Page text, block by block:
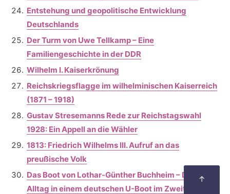
Entstehung und geopolitische Entwicklung
Deutschlands
Der Turm von Uwe Tellkamp – Eine
Familiengeschichte in der DDR
Wilhelm I. Kaiserkrönung
Reichskriegsflagge im wilhelminischen Kaiserreich
(1871 – 1918)
Gustav Stresemanns Rede zur Reichstagswahl
1928: Ein Appell an die Wähler
1813: Friedrich Wilhelms III. Aufruf an das
preußische Volk
Das Boot von Lothar-Günther Buchheim – Der
Alltag in einem deutschen U-Boot im Zweiten
↑